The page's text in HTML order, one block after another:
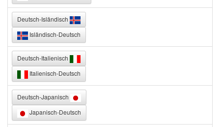
Deutsch-Isländisch
Isländisch-Deutsch
Deutsch-Italienisch
Italienisch-Deutsch
Deutsch-Japanisch
Japanisch-Deutsch